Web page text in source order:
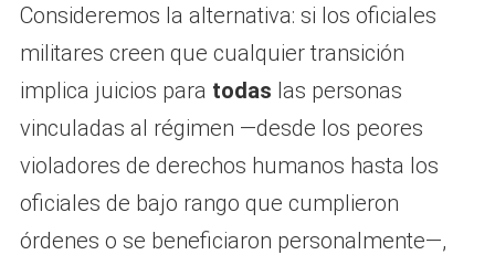
Consideremos la alternativa: si los oficiales
militares creen que cualquier transición
implica juicios para todas las personas
vinculadas al régimen —desde los peores
violadores de derechos humanos hasta los
oficiales de bajo rango que cumplieron
órdenes o se beneficiaron personalmente—,